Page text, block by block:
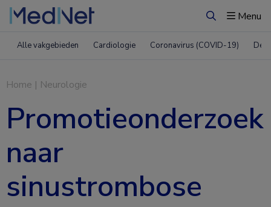
ZoekenMenu
Alle vakgebieden Cardiologie Coronavirus (COVID-19)
Home | Neurologie
Promotieonderzoek
naar
sinustrombose